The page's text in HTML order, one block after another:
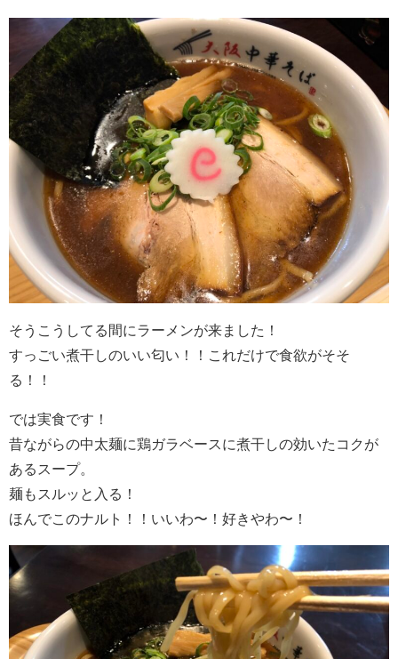
そうこうしてる間にラーメンが来ました！
すっごい煮干しのいい匂い！！これだけで食欲がそそ
る！！
では実食です！
昔ながらの中太麺に鶏ガラベースに煮干しの効いたコクが
あるスープ。
麺もスルッと入る！
ほんでこのナルト！！いいわ〜！好きやわ〜！